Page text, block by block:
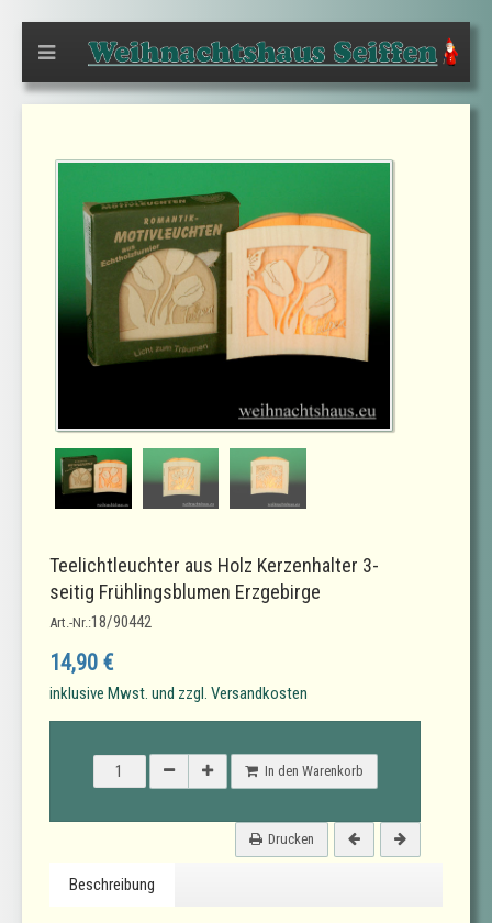
Teelichtleuchter aus Holz Kerzenhalter 3-
seitig Frühlingsblumen Erzgebirge
Art.-Nr.:18/90442
14,90 €
inklusive Mwst. und zzgl. Versandkosten
In den Warenkorb
Drucken
Beschreibung